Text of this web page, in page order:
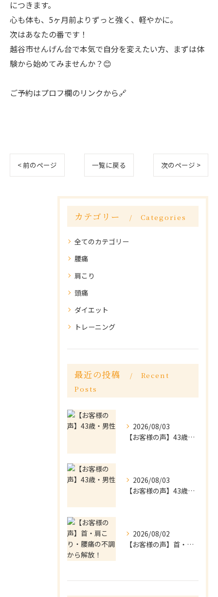
につきます。
心も体も、5ヶ月前よりずっと強く、軽やかに。
次はあなたの番です！
越谷市せんげん台で本気で自分を変えたい方、まずは体
験から始めてみませんか？😊
ご予約はプロフ欄のリンクから🔗
< 前のページ 一覧に戻る 次のページ >
カテゴリー Categories
全てのカテゴリー
腰痛
肩こり
頭痛
ダイエット
トレーニング
最近の投稿
Recent
Posts
2026/08/03
【お客様の声】43歳・男性
2026/08/03
【お客様の声】43歳・男性
2026/08/02
【お客様の声】首・肩こり・腰痛の不調から解放！